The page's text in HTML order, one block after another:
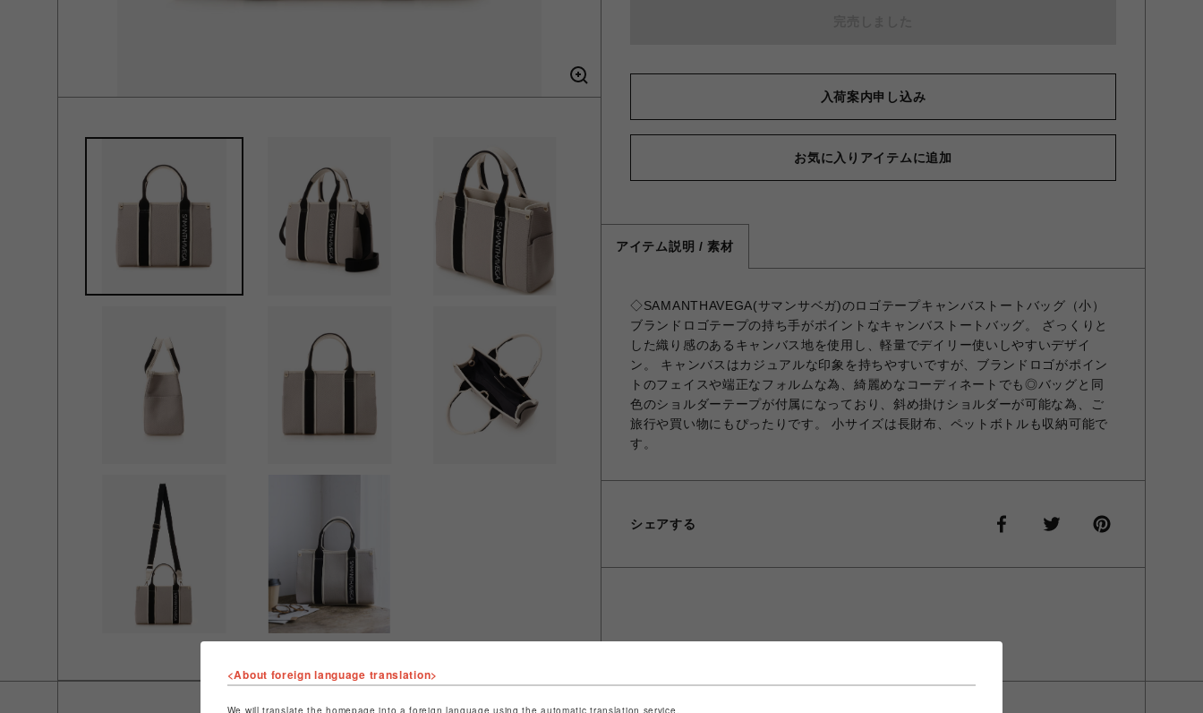
入荷案内申し込み
お気に入りアイテムに追加
アイテム説明 / 素材
◇SAMANTHAVEGA(サマンサベガ)のロゴテープキャンバストートバッグ（小）
ブランドロゴテープの持ち手がポイントなキャンバストートバッグ。 ざっくりと
した織り感のあるキャンバス地を使用し、軽量でデイリー使いしやすいデザイ
ン。 キャンバスはカジュアルな印象を持ちやすいですが、ブランドロゴがポイン
トのフェイスや端正なフォルムな為、綺麗めなコーディネートでも◎バッグと同
色のショルダーテープが付属になっており、斜め掛けショルダーが可能な為、ご
旅行や買い物にもぴったりです。 小サイズは長財布、ペットボトルも収納可能で
す。
シェアする
<About foreign language translation>
We will translate the homepage into a foreign language using the automatic translation service.